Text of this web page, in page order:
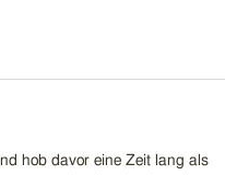
hob davor eine Zeit lang als